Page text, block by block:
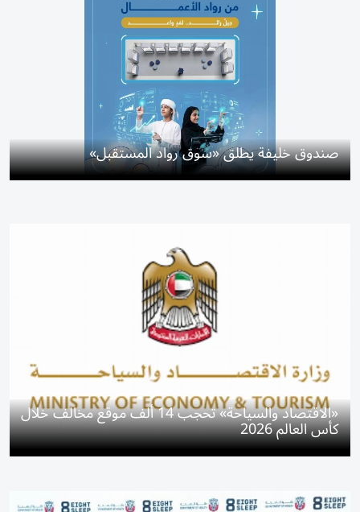
صندوق خليفة يطلق «سوق رواد المستقبل»
«الاقتصاد والسياحة» تحجب 14 ألف موقع مخالف خلال
كأس العالم 2026